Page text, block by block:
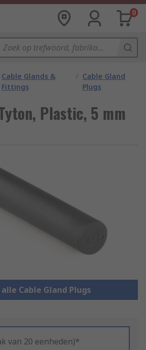
0
Cable Glands &
Fittings
/ Cable Gland
Plugs
Plastic, 5 mm
Cable Gland Plugs
van 20 eenheden)*